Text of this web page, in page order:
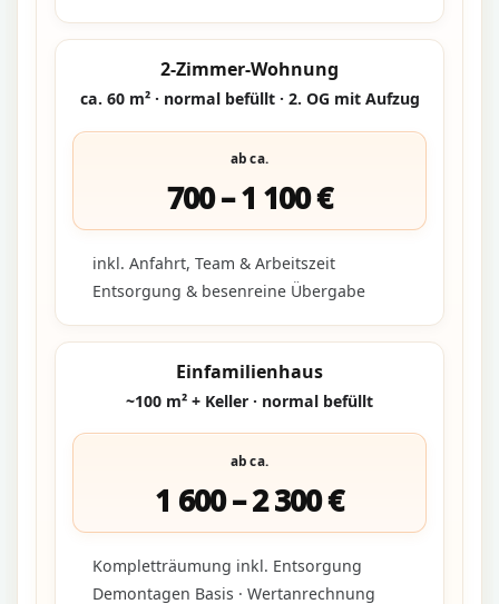
2-Zimmer-Wohnung
ca. 60 m² · normal befüllt · 2. OG mit Aufzug
ab ca.
700 – 1 100 €
inkl. Anfahrt, Team & Arbeitszeit
Entsorgung & besenreine Übergabe
Einfamilienhaus
~100 m² + Keller · normal befüllt
ab ca.
1 600 – 2 300 €
Kompletträumung inkl. Entsorgung
Demontagen Basis · Wertanrechnung